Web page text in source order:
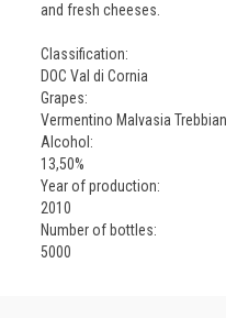
and fresh cheeses.
Classification:
DOC Val di Cornia
Grapes:
Vermentino Malvasia
Alcohol:
13,50%
Year of production:
2010
Number of bottles:
5000